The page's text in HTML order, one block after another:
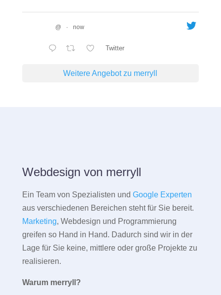
@ · now
Twitter
Weitere Angebot zu merryll
Webdesign von merryll
Ein Team von Spezialisten und Google Experten
aus verschiedenen Bereichen steht für Sie bereit.
Marketing, Webdesign und Programmierung
greifen so Hand in Hand. Dadurch sind wir in der
Lage für Sie keine, mittlere oder große Projekte zu
realisieren.
Warum merryll?